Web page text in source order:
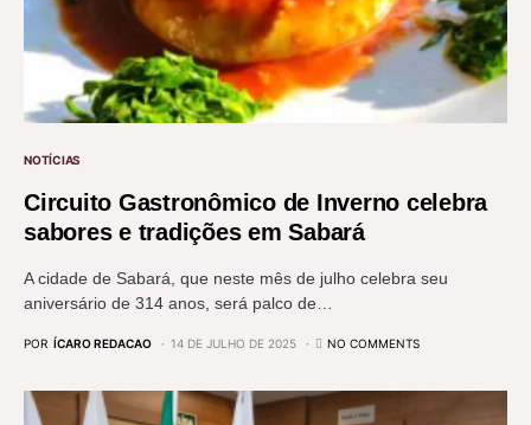
NOTÍCIAS
Circuito Gastronômico de Inverno celebra
sabores e tradições em Sabará
A cidade de Sabará, que neste mês de julho celebra seu
aniversário de 314 anos, será palco de…
POR ÍCARO REDACAO 14 DE JULHO DE 2025 NO COMMENTS